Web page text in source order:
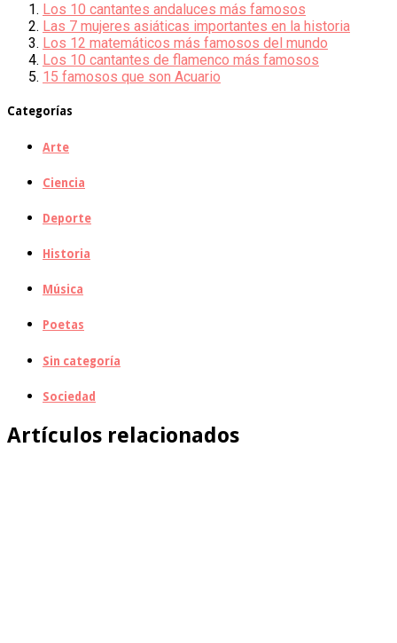
Los 10 cantantes andaluces más famosos
Las 7 mujeres asiáticas importantes en la historia
Los 12 matemáticos más famosos del mundo
Los 10 cantantes de flamenco más famosos
15 famosos que son Acuario
Categorías
Arte
Ciencia
Deporte
Historia
Música
Poetas
Sin categoría
Sociedad
Artículos relacionados